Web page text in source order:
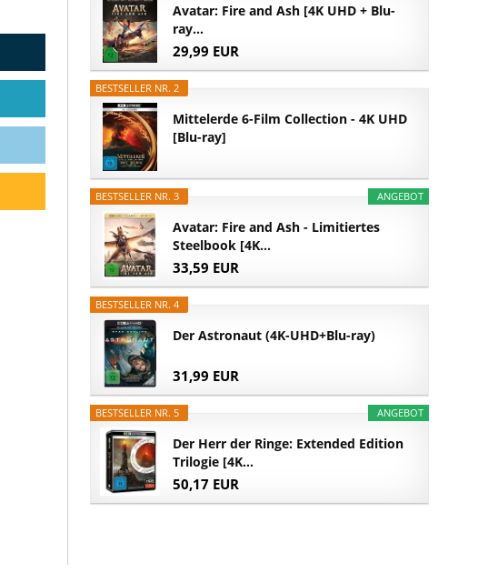
Avatar: Fire and Ash [4K UHD + Blu-
ray...
29,99 EUR
BESTSELLER NR. 2
Mittelerde 6-Film Collection - 4K UHD
[Blu-ray]
ANGEBOT
BESTSELLER NR. 3
Avatar: Fire and Ash - Limitiertes
Steelbook [4K...
33,59 EUR
BESTSELLER NR. 4
Der Astronaut (4K-UHD+Blu-ray)
31,99 EUR
ANGEBOT
BESTSELLER NR. 5
Der Herr der Ringe: Extended Edition
Trilogie [4K...
50,17 EUR